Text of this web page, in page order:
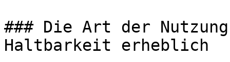
### Die Art der
Haltbarkeit erheblich